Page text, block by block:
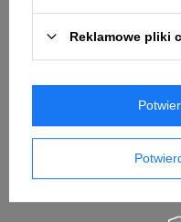
Powyższe dane nie są
jednorazowo informacji o
Łatwy zwrot towaru w
przyczyny
Oblicz ratę eRaty
Oblicz ratę LeaseLink
Reklamowe pliki